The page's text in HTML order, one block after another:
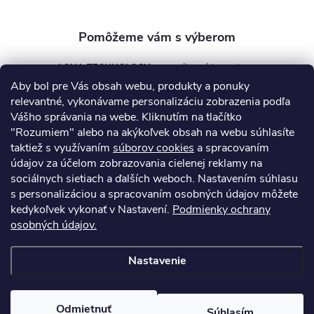
Aby bol pre Vás obsah webu, produkty a ponuky
relevantné, vykonávame personalizáciu zobrazenia podľa
Vášho správania na webe. Kliknutím na tlačítko
"Rozumiem" alebo na akýkoľvek obsah na webu súhlasíte
taktiež s využívaním súborov cookies a spracovaním
údajov za účelom zobrazovania cielenej reklamy na
sociálnych sietiach a ďalších weboch. Nastavením súhlasu
s personalizáciou a spracovaním osobných údajov môžete
kedykoľvek vykonať v Nastavení. Podmienky ochrany
osobných údajov.
Nastavenie
Odmietnuť
AQUA TECHNOLOGY s.r.o.
info @aquatechnology.sk
+421 911 991 394
Informácie pre vás
Kontakty Obchodné podmienky
nastavenie cookies